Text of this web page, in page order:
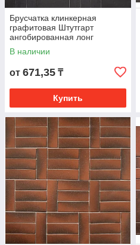
Брусчатка клинкерная
графитовая Штутгарт
ангобированная лонг
В наличии
от 671,35 ₸
Купить